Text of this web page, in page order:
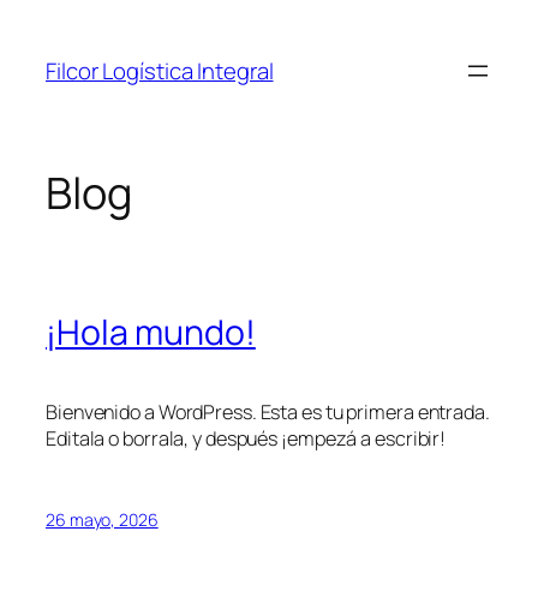
contenido
Filcor Logística Integral
Blog
¡Hola mundo!
Bienvenido a WordPress. Esta es tu primera entrada.
Editala o borrala, y después ¡empezá a escribir!
26 mayo, 2026